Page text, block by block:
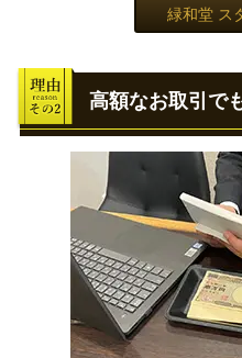
緑和堂 ス
高額なお取引で